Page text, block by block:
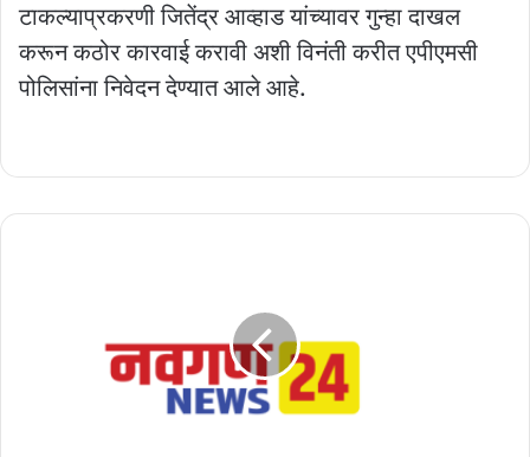
टाकल्याप्रकरणी जितेंद्र आव्हाड यांच्यावर गुन्हा दाखल
करून कठोर कारवाई करावी अशी विनंती करीत एपीएमसी
पोलिसांना निवेदन देण्यात आले आहे.